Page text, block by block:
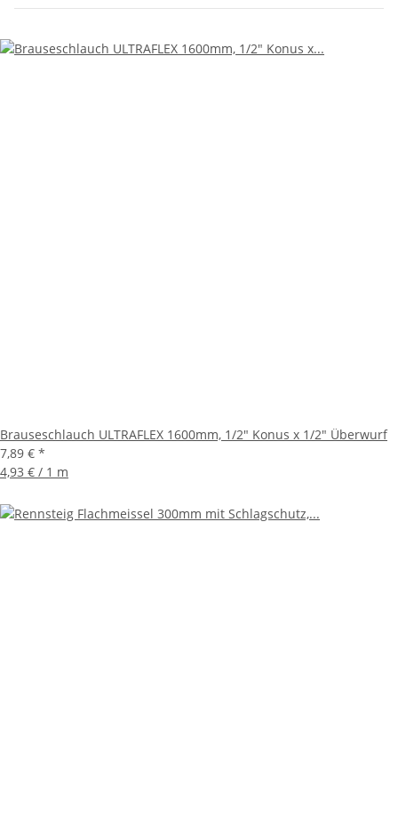
Brauseschlauch ULTRAFLEX 1600mm, 1/2" Konus x 1/2" Überwurf
7,89 € *
4,93 € / 1 m